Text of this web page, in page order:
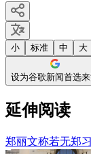
小 标准 中 大
设为谷歌新闻首选
延伸阅读
郑丽文称若无郑